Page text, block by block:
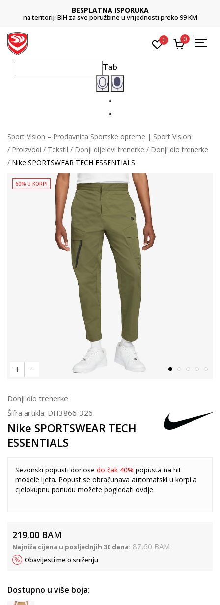
BESPLATNA ISPORUKA
na teritoriji BIH za sve poružbine u vrijednosti preko 99 KM
0 0
Tab
Sport Vision – Prodavnica Sportske opreme | Sport Vision
Proizvodi
Tekstil Donji dijelovi trenerke
Donji dio trenerke
Nike SPORTSWEAR TECH ESSENTIALS
60% U KORPI
Donji dio trenerke
Šifra artikla: DH3866-326
Nike SPORTSWEAR TECH
ESSENTIALS
Sezonski popusti donose do čak 40% popusta na hit
modele ljeta. Popust se obračunava automatski u korpi a
cjelokupnu ponudu možete pogledati ovdje.
219,00 BAM
Najniža cijena u posljednjih 30 dana: 87,60 BAM
Obavijesti me o sniženju
Dostupno u više boja: